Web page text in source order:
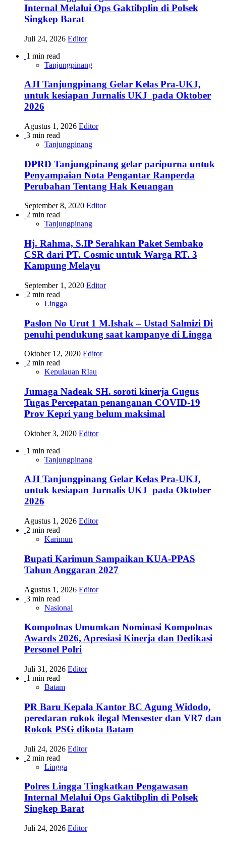
Internal Melalui Ops Gaktibplin di Polsek
Singkep Barat
Juli 24, 2026 Editor
1 min read
Tanjungpinang
AJI Tanjungpinang Gelar Kelas Pra-UKJ,
untuk kesiapan Jurnalis UKJ pada Oktober
2026
Agustus 1, 2026 Editor
3 min read
Tanjungpinang
DPRD Tanjungpinang gelar paripurna untuk
Penyampaian Nota Pengantar Ranperda
Perubahan Tentang Hak Keuangan
September 8, 2020 Editor
2 min read
Tanjungpinang
Hj. Rahma, S.IP Serahkan Paket Sembako
CSR dari PT. Cosmic untuk Warga RT. 3
Kampung Melayu
September 1, 2020 Editor
2 min read
Lingga
Paslon No Urut 1 M.Ishak – Ustad Salmizi Di
penuhi pendukung saat kampanye di Lingga
Oktober 12, 2020 Editor
2 min read
Kepulauan RIau
Jumaga Nadeak SH. soroti kinerja Gugus
Tugas Percepatan penanganan COVID-19
Prov Kepri yang belum maksimal
Oktober 3, 2020 Editor
1 min read
Tanjungpinang
AJI Tanjungpinang Gelar Kelas Pra-UKJ,
untuk kesiapan Jurnalis UKJ pada Oktober
2026
Agustus 1, 2026 Editor
2 min read
Karimun
Bupati Karimun Sampaikan KUA-PPAS
Tahun Anggaran 2027
Agustus 1, 2026 Editor
3 min read
Nasional
Kompolnas Umumkan Nominasi Kompolnas
Awards 2026, Apresiasi Kinerja dan Dedikasi
Personel Polri
Juli 31, 2026 Editor
1 min read
Batam
PR Baru Kepala Kantor BC Agung Widodo,
peredaran rokok ilegal Mensester dan VR7 dan
Rokok PSG dikota Batam
Juli 24, 2026 Editor
2 min read
Lingga
Polres Lingga Tingkatkan Pengawasan
Internal Melalui Ops Gaktibplin di Polsek
Singkep Barat
Juli 24, 2026 Editor